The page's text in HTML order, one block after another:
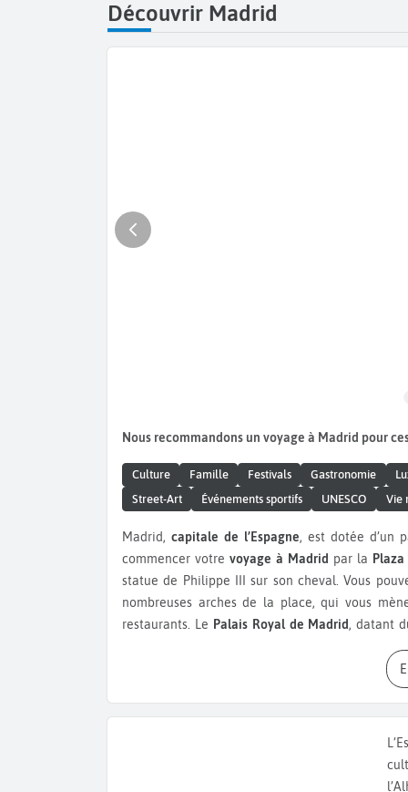
Découvrir Madrid
Nous recommandons un voyage à Madrid pour
Culture Famille Festivals Gastronomie
Street-Art
Événements sportifs UNESCO Vie
Madrid, capitale de l’Espagne, est dotée d’un
commencer votrevoyage à Madrid par la
statue de Philippe III sur son cheval. Vous
nombreuses arches de la place, qui vous
restaurants. Le Palais Royal de Madrid, datant
bien le salon des Miroirs. Ne manquez pas la
somptueuse armurerie royale. En face du